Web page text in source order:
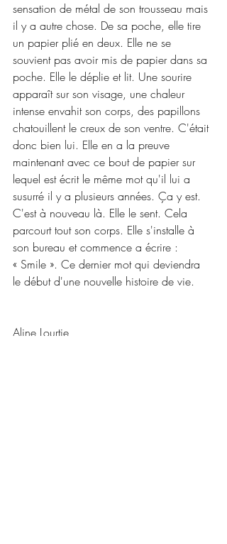
sensation de métal de son trousseau mais
il y a autre chose. De sa poche, elle tire
un papier plié en deux. Elle ne se
souvient pas avoir mis de papier dans sa
poche. Elle le déplie et lit. Une sourire
apparaît sur son visage, une chaleur
intense envahit son corps, des papillons
chatouillent le creux de son ventre. C'était
donc bien lui. Elle en a la preuve
maintenant avec ce bout de papier sur
lequel est écrit le même mot qu'il lui a
susurré il y a plusieurs années. Ça y est.
C'est à nouveau là. Elle le sent. Cela
parcourt tout son corps. Elle s'installe à
son bureau et commence a écrire :
« Smile ». Ce dernier mot qui deviendra
le début d'une nouvelle histoire de vie.
Aline Lourtie